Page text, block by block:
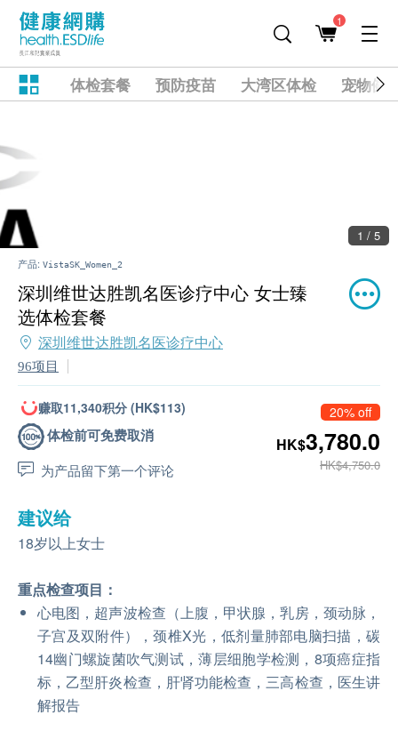
1
体检套餐 预防疫苗 大湾区体检 宠物健
2 / 5
产品: VistaSK_Women_2
深圳维世达胜凯名医诊疗中心 女士臻
选体检套餐
深圳维世达胜凯名医诊疗中心
96项目
赚取11,340积分 (HK$113)
体检前可免费取消
为产品留下第一个评论
20% off
HK$3,780.0
HK$4,750.0
建议给
18岁以上女士
重点检查项目：
心电图，超声波检查（上腹，甲状腺，乳房，颈动脉，
子宫及双附件），颈椎X光，低剂量肺部电脑扫描，碳
14幽门螺旋菌吹气测试，薄层细胞学检测，8项癌症指
标，乙型肝炎检查，肝肾功能检查，三高检查，医生讲
解报告